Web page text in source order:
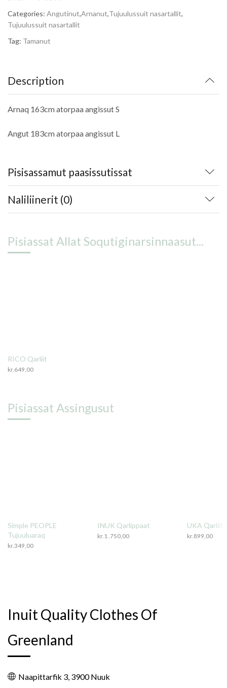
Categories: Angutinut,Arnanut,Tujuulussuit nasartallit,
Tujuulussuit nasartallit
Tag: Tamanut
Description
Arnaq 163cm atorpaa angissut S
Angut 183cm atorpaa angissut L
Pisisassamut paasissutissat
Naliliinerit (0)
Pisiassat Allat Soqutiginarsinnaasut...
RICO Qarliit
kr.649,00
Pisiassat Assingusut
Simple PEOPLE
Tujuuluaraq
kr.349,00
INUK Qarlippaat
kr. 1 .750,00
UKA Qarliit
kr.899,00
Inuit Quality Clothes Of
Greenland
Naapittarfik 3, 3900 Nuuk